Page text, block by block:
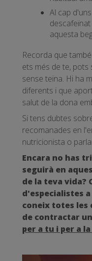
Al cap
aquesta
Recorda que
ets més de te,
sense teïna. Hi ha
diferents i que
salut de la dona
Si tens dubtes
recomanades en
nutricionista o
Encara no has
seguirà en
de la teva vida?
d'especialistes
coneix totes les
de contractar
per a tu i per a